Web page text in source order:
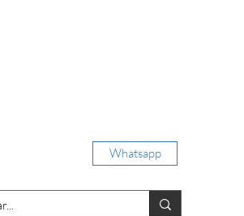
Whatsapp